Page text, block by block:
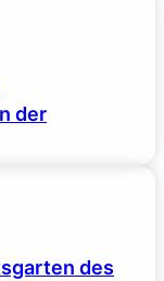
der
des